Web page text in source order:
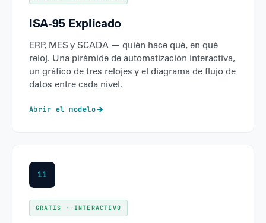
ISA-95 Explicado
ERP, MES y SCADA — quién hace qué, en qué
reloj. Una pirámide de automatización interactiva,
un gráfico de tres relojes y el diagrama de flujo de
datos entre cada nivel.
Abrir el modelo
11
GRATIS · INTERACTIVO